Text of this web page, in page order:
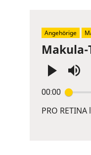
00:00
Enter
or
PRO
Angehörige